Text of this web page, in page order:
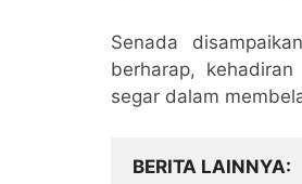
Senada
berharap,
segar dalam
BERITA LAINNYA